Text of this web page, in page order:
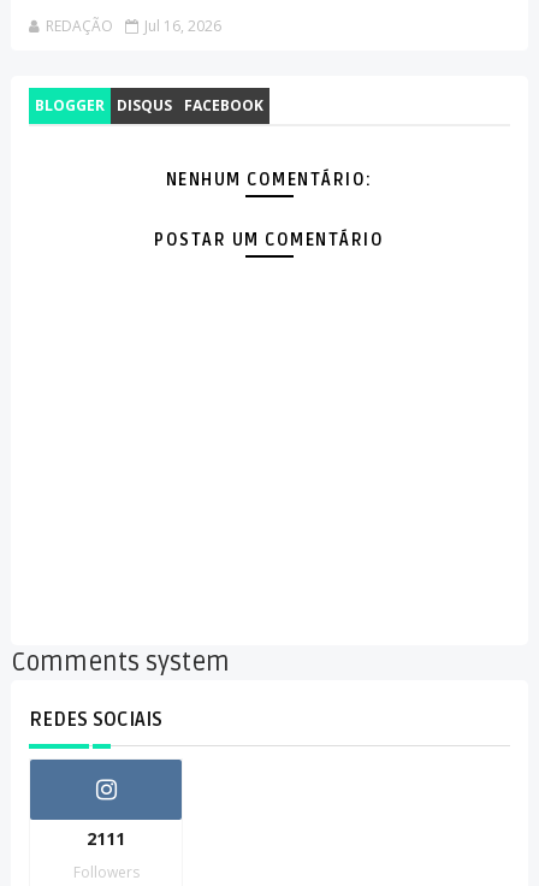
REDAÇÃO Jul 16, 2026
BLOGGER DISQUS FACEBOOK
NENHUM COMENTÁRIO:
POSTAR UM COMENTÁRIO
Comments system
REDES SOCIAIS
2111
Followers